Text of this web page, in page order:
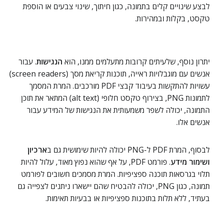
לבצע שינויים קלים בתמונה, כגון חיתוך, שינוי צבעים או הוספת
טקסט, בקלות ובמהירות.
יתרון נוסף, שלעיתים קרובות מתעלמים ממנו, הוא הנגישות. עבור
אנשים עם מוגבלויות ראייה, תוכנות קריאת מסך (screen readers)
עשויות להתקשות בעיבוד קבצי PDF מורכבים. המרת המסמך
לתמונות PNG, בצירוף טקסט חלופי (alt text) המתאר את תוכן
התמונה, יכולה לשפר משמעותית את הנגישות של המידע עבור
אנשים אלו.
לבסוף, המרת PDF ל-PNG יכולה להיות שימושית גם ב
ארכיון
ושימור מידע
. פורמט PDF, על אף שהוא נפוץ מאוד, עלול להיות
תלוי בגרסאות תוכנה ספציפיות. המרת מסמכים חשובים לפורמט
תמונה, כגון PNG, יכולה להבטיח שהם יישארו ניתנים לצפייה גם
בעתיד, ללא תלות בתוכנות ספציפיות או בבעיות תאימות.